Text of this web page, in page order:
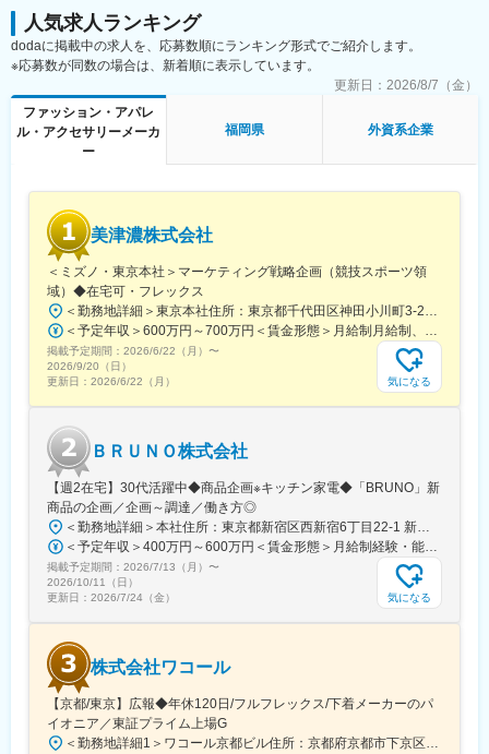
・ゴルフ場・専門店における適正な在庫管理と売上予測
・ゴルフ場・専門店スタッフへの教育・講習会の企画・実施
・店舗における当社製品のディスプレイの提案及び改善
・適切な与信管理
大手取引先を中心に裁量を持ちながらダイナミックな仕事にチャ
レンジできます。店舗を訪れたお客様の要望に応える提案を行
い、その活動を通じて直接お客様の声を聴くことだけでなく、多
くの熱心なゴルファーのスコアアップに貢献するやりがいのある
お仕事です。将来のキャリアパスとしては事業責任者または担当
プロダクト以外の製品に携われるチャンスがあります。
■同社について：
アクシネット社の歴史はゴルフに深く根付いています。創業当初
ことに取り組んできました。単なる一流のゴルフブランドや製品
の寄せ集めではありません。ゴルフへの情熱で団結したチームで
す。
変更の範囲：会社の定める業務
人気求人ランキング
dodaに掲載中の求人を、応募数順にランキング形式でご紹介します。
※応募数が同数の場合は、新着順に表示しています。
更新日： 2026/8/7（金）
ファッション・アパレ
ル・アクセサリーメーカ
ー
福岡県 外資系企業
美津濃株式会社
＜ミズノ・東京本社＞マーケティング戦略企画（競技スポーツ領
域）◆在宅可・フレックス
＜勤務地詳細＞東京本社住所：東京都千代田区神田小川町3-22 勤務地最寄駅：JR各線／御茶ノ水駅受動喫煙対策：敷地内全面禁煙変更の範囲：会社の定める事業所（リモートワーク含む）
＜予定年収＞600万円～700万円＜賃金形態＞月給制月給制、昇給年1回（6月）、賞与年2回（夏・冬）＜賃金内訳＞月額（基本給）：375,000円～400,000円＜月給＞375,000円～400,000円＜昇給有無＞有＜残業手当＞有＜給与補足＞賞与は年2回（夏・冬）支給、4ヶ月分程度。賃金はあくまでも目安の金額であり、選考を通じて上下する可能性があります。月給(月額)は固定手当を含めた表記です。
掲載予定期間： 2026/6/22（月） 〜
2026/9/20（日）
更新日： 2026/6/22（月） 気になる
ＢＲＵＮＯ株式会社
【週2在宅】30代活躍中◆商品企画※キッチン家電◆「BRUNO」新
商品の企画／企画～調達／働き方◎
＜勤務地詳細＞本社住所：東京都新宿区西新宿6丁目22-1 新宿スクエアタワー B1階勤務地最寄駅：東京メトロ丸ノ内線／西新宿駅受動喫煙対策：屋内全面禁煙変更の範囲：会社の定める事業所（リモートワーク含む）
＜予定年収＞400万円～600万円＜賃金形態＞月給制経験・能力を考慮の上、優遇いたします。＜賃金内訳＞月額（基本給）：300,000円～450,000円＜月給＞300,000円～450,000円＜昇給有無＞有＜残業手当＞有＜給与補足＞・賞与実績：年2回・昇給：年1回※半年毎に評価を行い、評価が高ければ年齢に関係なく昇給・昇格していきます。創造性の高い人・新しいことにチャレンジした人が高い評価を得られます。賃金はあくまでも目安の金額であり、選考を通じて上下する可能性があります。月給(月額)は固定手当を含めた表記です。
掲載予定期間： 2026/7/13（月） 〜
2026/10/11（日）
更新日： 2026/7/24（金） 気になる
株式会社ワコール
【京都/東京】広報◆年休120日/フルフレックス/下着メーカーのパ
イオニア／東証プライム上場G
＜勤務地詳細1＞ワコール京都ビル住所：京都府京都市下京区七条御所ノ内南町103 勤務地最寄駅：JR東海道本線／西大路駅受動喫煙対策：屋内全面禁煙＜勤務地詳細2＞麹町ビル住所：東京都千代田区麹町1-1 勤務地最寄駅：東京メトロ線／半蔵門駅受動喫煙対策：屋内全面禁煙変更の範囲：会社の定める事業所